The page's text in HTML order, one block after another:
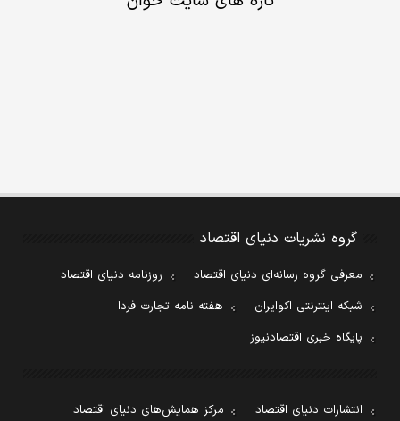
گروه نشریات دنیای اقتصاد
معرفی گروه رسانه‌ای دنیای اقتصاد
روزنامه دنیای اقتصاد
شبکه اینترنتی اکوایران
هفته نامه تجارت فردا
پایگاه خبری اقتصادنیوز
انتشارات دنیای اقتصاد
مرکز همایش‌های دنیای اقتصاد